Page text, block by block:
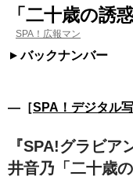
「二十歳の誘
SPA！広報マン
バックナンバー
―［SPA！デジタル
『SPA!グラビア
井音乃「二十歳